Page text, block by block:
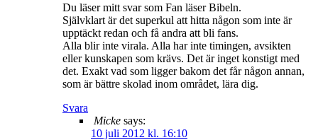
Du läser mitt svar som Fan läser Bibeln.
Självklart är det superkul att hitta någon som inte är
upptäckt redan och få andra att bli fans.
Alla blir inte virala. Alla har inte timingen, avsikten
eller kunskapen som krävs. Det är inget konstigt med
det. Exakt vad som ligger bakom det får någon annan,
som är bättre skolad inom området, lära dig.
Svara
Micke says:
10 juli 2012 kl. 16:10